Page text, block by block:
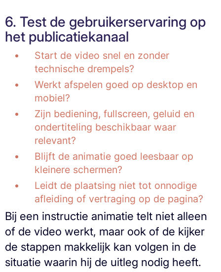
6. Test de gebruikerservaring op
het publicatiekanaal
Start de video snel en zonder
technische drempels?
Werkt afspelen goed op desktop en
mobiel?
Zijn bediening, fullscreen, geluid en
ondertiteling beschikbaar waar
relevant?
Blijft de animatie goed leesbaar op
kleinere schermen?
Leidt de plaatsing niet tot onnodige
afleiding of vertraging op de pagina?
Bij een instructie animatie telt niet alleen
of de video werkt, maar ook of de kijker
de stappen makkelijk kan volgen in de
situatie waarin hij de uitleg nodig heeft.